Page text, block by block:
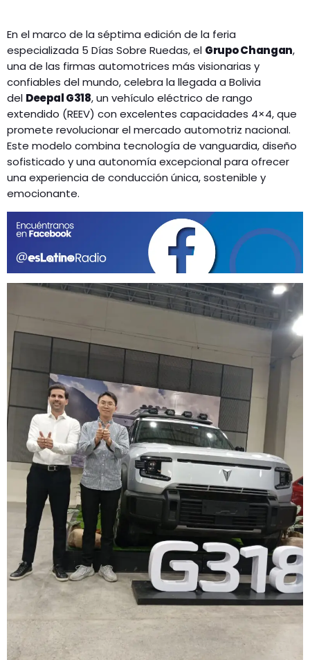
En el marco de la séptima edición de la feria
especializada 5 Días Sobre Ruedas, el Grupo Changan,
una de las firmas automotrices más visionarias y
confiables del mundo, celebra la llegada a Bolivia
del Deepal G318, un vehículo eléctrico de rango
extendido (REEV) con excelentes capacidades 4×4, que
promete revolucionar el mercado automotriz nacional.
Este modelo combina tecnología de vanguardia, diseño
sofisticado y una autonomía excepcional para ofrecer
una experiencia de conducción única, sostenible y
emocionante.